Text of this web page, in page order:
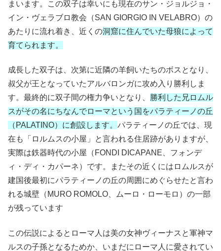
まいます。この双子は幸いにも現在のサン・ジョルジョ・
イン・ヴェラブロ教会（SAN GIORGIO IN VELABRO）の
あたりに流れ着き、近くの洞窟に住んでいた母狼によって
育てられます。
成長した双子は、次第に近隣の羊飼いたちのボスとなり、
叔父が王となっていたアルバロンガに攻め入り勝利しま
す。最終的に双子間の権力争いとなり、 勝利した兄ロムル
スがその名にちなんでローマという国をパラティーノの丘
（PALATINO）に創設します。 パラティーノの丘では、現
在も「ロルムスの小屋」と言われる住居跡がありますが、
実際は鉄器時代の小屋（FONDI DICAPANE、フォンデ
ィ・ディ・カパーネ）です。またその近くにはロムルスが
建国後最初にパラティーノの丘の周囲にめぐらせたと言わ
れる城壁（MURO ROMOLO、ムーロ・ローモロ）の一部
が残っています
この伝説によるとローマ人は美の女神ヴィーナスと軍神マ
ルスの子孫となるためか、いまだにローマ人に愛されてい